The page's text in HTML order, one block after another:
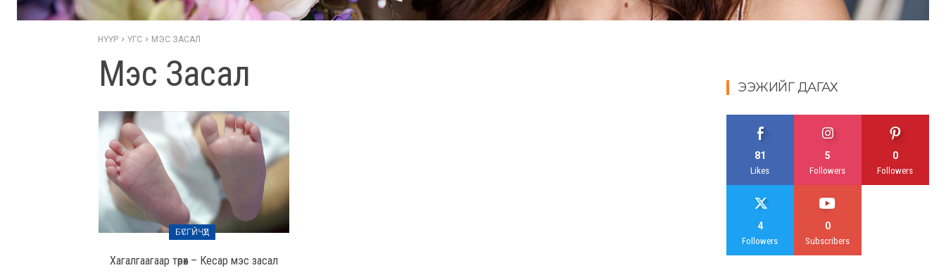
НҮҮР ҮГС МЭС ЗАСАЛ
Мэс Засал
БҮСГҮЙЧҮҮД
Хагалгаагаар төрөх – Кесар мэс засал
ЭЭЖИЙГ ДАГАХ
81
Likes
5
Followers
0
Followers
4
Followers
0
Subscribers